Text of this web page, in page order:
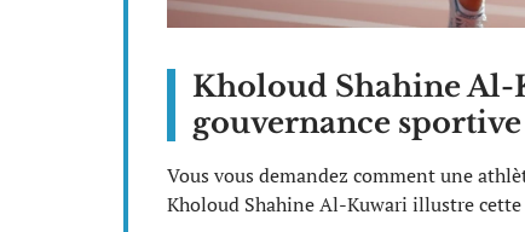
Kholoud Shahine
gouvernance sportive
Vous vous demandez comment une
Kholoud Shahine Al-Kuwari illustre